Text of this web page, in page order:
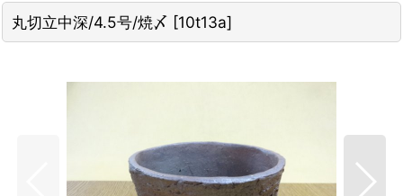
丸切立中深/4.5号/焼〆 [10t13a]